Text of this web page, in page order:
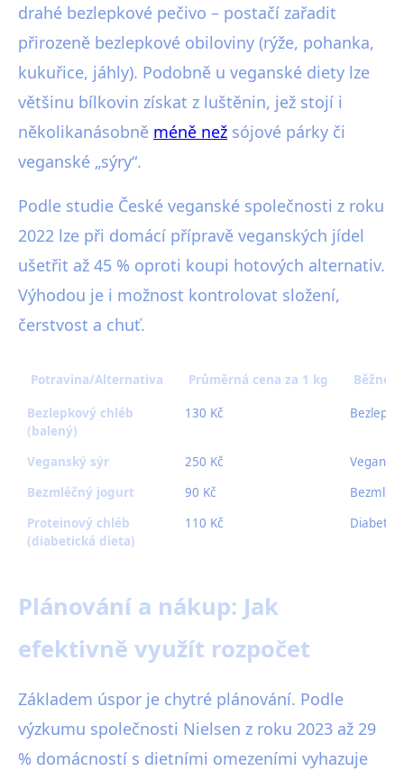
drahé bezlepkové pečivo – postačí zařadit
přirozeně bezlepkové obiloviny (rýže, pohanka,
kukuřice, jáhly). Podobně u veganské diety lze
většinu bílkovin získat z luštěnin, jež stojí i
několikanásobně méně než sójové párky či
veganské „sýry“.
Podle studie České veganské společnosti z roku
2022 lze při domácí přípravě veganských jídel
ušetřit až 45 % oproti koupi hotových alternativ.
Výhodou je i možnost kontrolovat složení,
čerstvost a chuť.
Potravina/Alternativa Průměrná cena za 1 kg Běžné
Bezlepkový chléb
(balený)
130 Kč
Veganský sýr 250 Kč
Bezmléčný jogurt
90 Kč
Proteinový chléb
(diabetická dieta)
110 Kč
Plánování a nákup: Jak
efektivně využít rozpočet
Základem úspor je chytré plánování. Podle
výzkumu společnosti Nielsen z roku 2023 až 29
% domácností s dietními omezeními vyhazuje